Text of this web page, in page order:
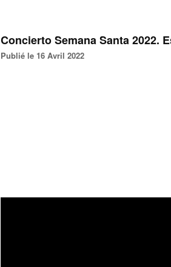
Concierto Semana Santa 2022.
Publié le 16 Avril 2022